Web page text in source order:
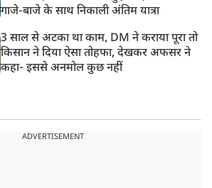
गाजे-बाजे के साथ निकाली अंतिम यात्रा
3 साल से अटका था काम, DM ने कराया पूरा तो
किसान ने दिया ऐसा तोहफा, देखकर अफसर ने
कहा- इससे अनमोल कुछ नहीं
ADVERTISEMENT